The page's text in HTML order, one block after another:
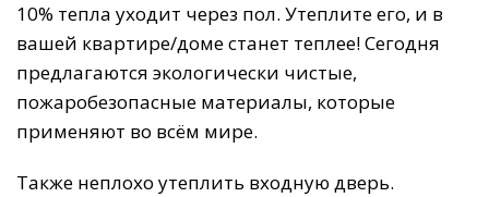
10% тепла уходит через пол. Утеплите его, и в
вашей квартире/доме станет теплее! Сегодня
предлагаются экологически чистые,
пожаробезопасные материалы, которые
применяют во всём мире.
Также неплохо утеплить входную дверь.